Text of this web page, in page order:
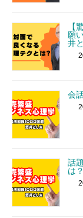
【
願
井
会
話
は